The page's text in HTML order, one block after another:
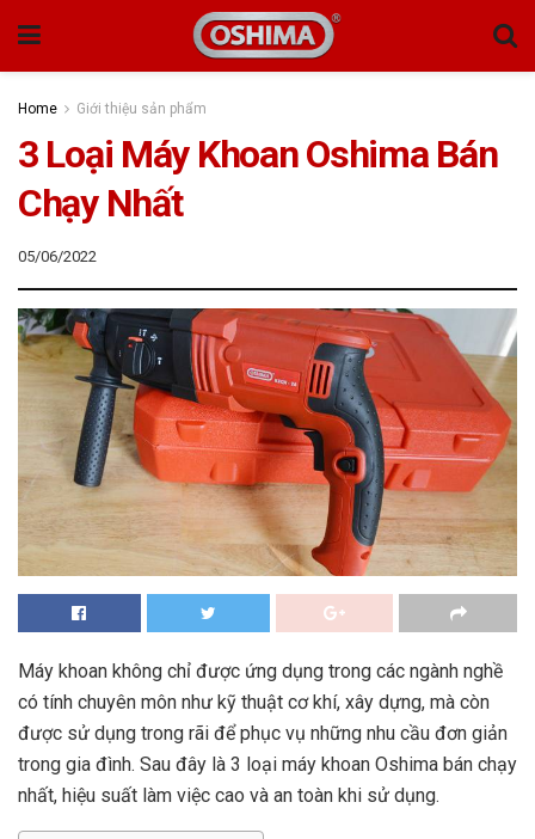
Home Giới thiệu sản phẩm
3 Loại Máy Khoan Oshima Bán
Chạy Nhất
05/06/2022
Máy khoan không chỉ được ứng dụng trong các ngành nghề
có tính chuyên môn như kỹ thuật cơ khí, xây dựng, mà còn
được sử dụng trong rãi để phục vụ những nhu cầu đơn giản
trong gia đình. Sau đây là 3 loại máy khoan Oshima bán chạy
nhất, hiệu suất làm việc cao và an toàn khi sử dụng.